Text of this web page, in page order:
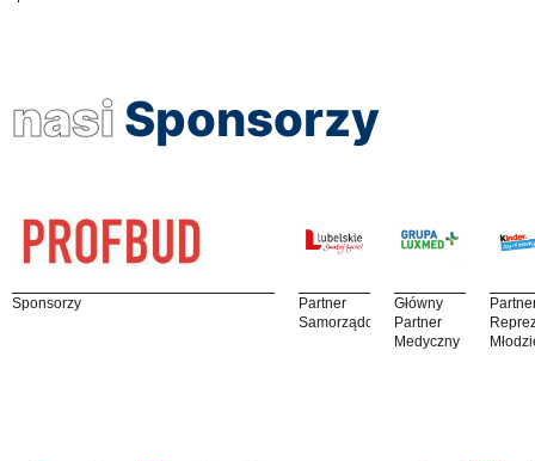
nasi Sponsorzy
Sponsorzy
Partner
Samorządowy
Główny
Partner
Medyczny